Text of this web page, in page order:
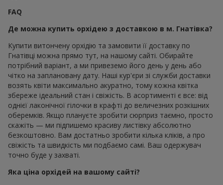
FAQ
Де можна купить орхідею з доставкою в м. Гнатівка?
Купити витончену орхідію та замовити її доставку по
Гнатівці можна прямо тут, на нашому сайті. Обирайте
потрібний варіант, а ми привеземо його день у день або
чітко на заплановану дату. Наші кур'єри зі служби доставки
возять квіти максимально акуратно, тому кожна квітка
збереже ідеальний стан і свіжість. В асортименті є все: від
однієї лаконічної гілочки в крафті до величезних розкішних
оберемків. Якщо плануєте зробити сюрприз таємно, просто
скажіть — ми підпишемо красиву листівку абсолютно
безкоштовно. Вам достатньо зробити кілька кліків, а про
свіжість та швидкість ми подбаємо самі. Ваш одержувач
точно буде у захваті.
Яка ціна орхідей на вашому сайті?